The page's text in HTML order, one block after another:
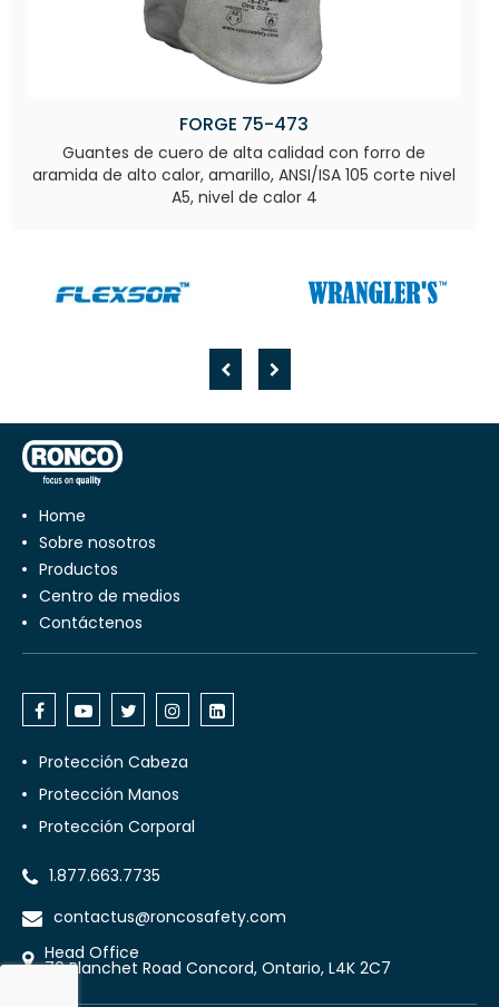
FORGE 75-473
Guantes de cuero de alta calidad con forro de
aramida de alto calor, amarillo, ANSI/ISA 105 corte nivel
A5, nivel de calor 4
Home
Sobre nosotros
Productos
Centro de medios
Contáctenos
Protección Cabeza
Protección Manos
Protección Corporal
1.877.663.7735
contactus@roncosafety.com
Head Office
70 Planchet Road Concord, Ontario, L4K 2C7